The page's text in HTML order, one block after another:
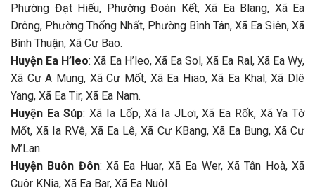
Phường Đạt Hiếu, Phường Đoàn Kết, Xã Ea Blang, Xã Ea
Drông, Phường Thống Nhất, Phường Bình Tân, Xã Ea Siên, Xã
Bình Thuận, Xã Cư Bao.
Huyện Ea H’leo: Xã Ea H’leo, Xã Ea Sol, Xã Ea Ral, Xã Ea Wy,
Xã Cư A Mung, Xã Cư Mốt, Xã Ea Hiao, Xã Ea Khal, Xã Dlê
Yang, Xã Ea Tir, Xã Ea Nam.
Huyện Ea Súp: Xã Ia Lốp, Xã Ia JLơi, Xã Ea Rốk, Xã Ya Tờ
Mốt, Xã Ia RVê, Xã Ea Lê, Xã Cư KBang, Xã Ea Bung, Xã Cư
M’Lan.
Huyện Buôn Đôn: Xã Ea Huar, Xã Ea Wer, Xã Tân Hoà, Xã
Cuôr KNia, Xã Ea Bar, Xã Ea Nuôl